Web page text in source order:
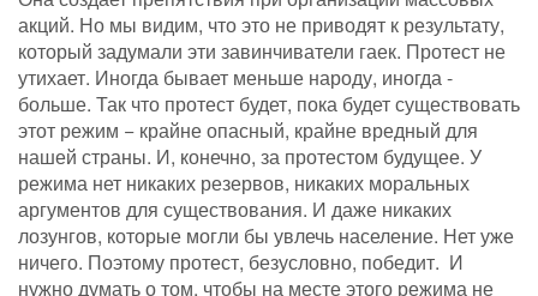
акций. Но мы видим, что это не приводят к результату,
который задумали эти завинчиватели гаек. Протест не
утихает. Иногда бывает меньше народу, иногда -
больше. Так что протест будет, пока будет существовать
этот режим − крайне опасный, крайне вредный для
нашей страны. И, конечно, за протестом будущее. У
режима нет никаких резервов, никаких моральных
аргументов для существования. И даже никаких
лозунгов, которые могли бы увлечь население. Нет уже
ничего. Поэтому протест, безусловно, победит. И
нужно думать о том, чтобы на месте этого режима не